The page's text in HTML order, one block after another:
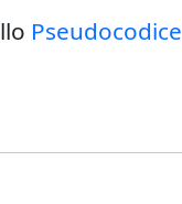
Pseudocodice